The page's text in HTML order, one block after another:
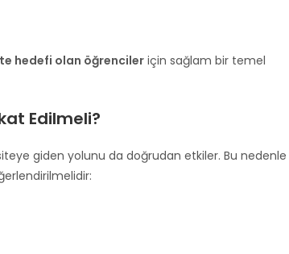
hedefi olan öğrenciler için sağlam bir temel
Edilmeli?
giden yolunu da doğrudan etkiler. Bu nedenle